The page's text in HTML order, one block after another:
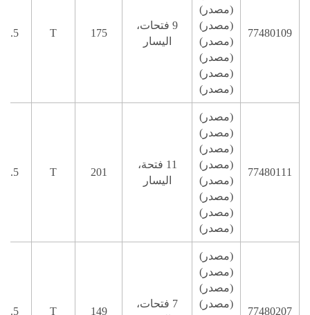
77480109
(مصدر)
(مصدر)
(مصدر)
(مصدر)
(مصدر)
(مصدر)
9 فتحات،
اليسار
175
T 3.5 مم
77480111
(مصدر)
(مصدر)
(مصدر)
(مصدر)
(مصدر)
(مصدر)
(مصدر)
(مصدر)
11 فتحة،
اليسار
201
T 3.5 مم
77480207
(مصدر)
(مصدر)
(مصدر)
(مصدر)
7 فتحات،
149
T 3.5 مم